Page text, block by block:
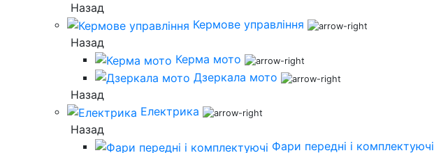
Назад
Кермове управління
Назад
Керма мото
Дзеркала мото
Назад
Електрика
Назад
Фари передні і комплектуючі